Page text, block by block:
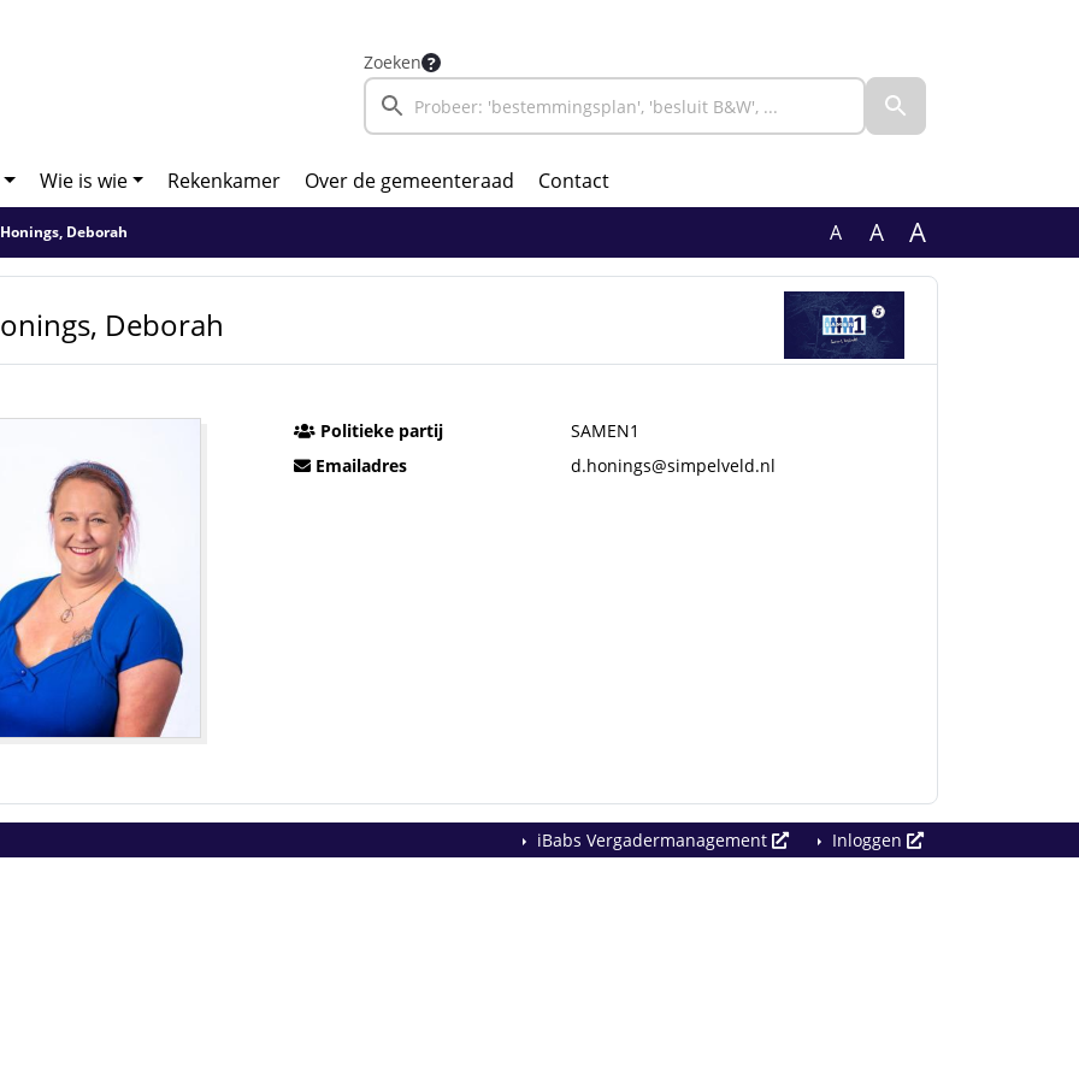
Zoeken
Wie is wie Rekenkamer Over de gemeenteraad Contact
Honings, Deborah A A A
Deborah
Politieke partij
SAMEN1
Emailadres
d.honings@simpelveld.nl
iBabs Vergadermanagement Inloggen